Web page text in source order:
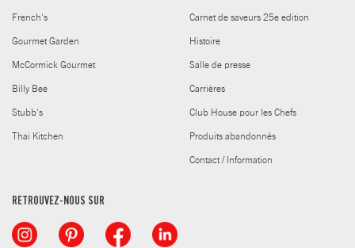
French's
Gourmet Garden
McCormick Gourmet
Billy Bee
Stubb's
Thai Kitchen
Carnet de saveurs 25e edition
Histoire
Salle de presse
Carrières
Club House pour les Chefs
Produits abandonnés
Contact / Information
RETROUVEZ-NOUS SUR